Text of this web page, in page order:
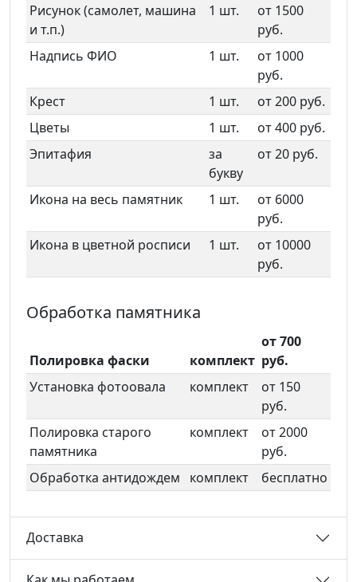
Рисунок (самолет, машина
и т.п.)
1 шт.
от 1500
руб.
Надпись ФИО
1 шт.
от 1000
руб.
Крест
1 шт.
от 200 руб.
Цветы
1 шт.
от 400 руб.
Эпитафия
за
букву
от 20 руб.
Икона на весь памятник 1 шт.
от 6000
руб.
Икона в цветной росписи
1 шт.
от 10000
руб.
Обработка памятника
Полировка фаски комплект
от 700
руб.
Установка фотоовала
комплект
от 150
руб.
Полировка старого
памятника
комплект
от 2000
руб.
Обработка антидождем
комплект бесплатно
Доставка